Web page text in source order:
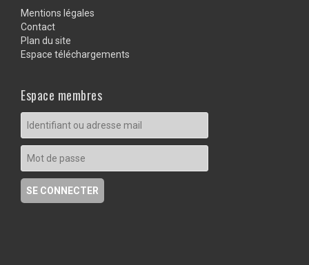
Mentions légales
Contact
Plan du site
Espace téléchargements
Espace membres